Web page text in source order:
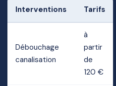
Interventions Tarifs
Débouchage
canalisation
à
partir
de
120 €